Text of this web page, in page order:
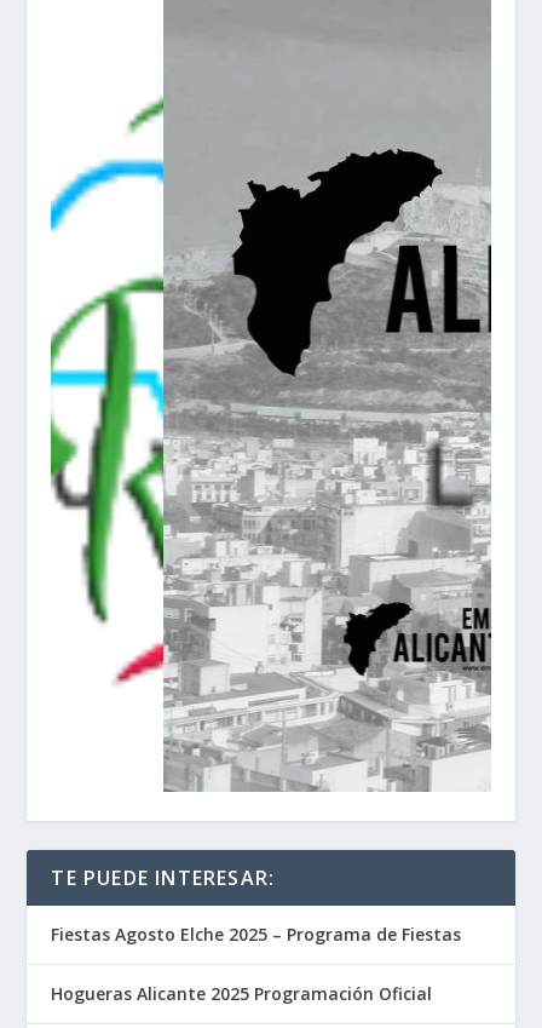
TE PUEDE INTERESAR:
Fiestas Agosto Elche 2025 – Programa de Fiestas
Hogueras Alicante 2025 Programación Oficial